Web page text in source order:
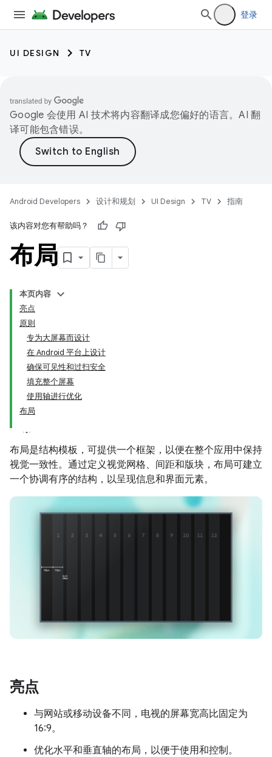
登录
UI DESIGN TV
Google 会使用 AI 技术将内容翻译成您偏好的语言。AI 翻
译可能包含错误。
Android Developers 设计和规划 UI Design TV 指南
该内容对您有帮助吗？
布局
本页内容
亮点
原则
专为大屏幕而设计
在 Android 平台上设计
确保可见性和过扫安全
填充整个屏幕
使用轴进行优化
布局
布局是结构模板，可提供一个框架，以便在整个应用中保持
视觉一致性。通过定义视觉网格、间距和版块，布局可建立
一个协调有序的结构，以呈现信息和界面元素。
亮点
与网站或移动设备不同，电视的屏幕宽高比固定为
16:9。
优化水平和垂直轴的布局，以便于使用和控制。